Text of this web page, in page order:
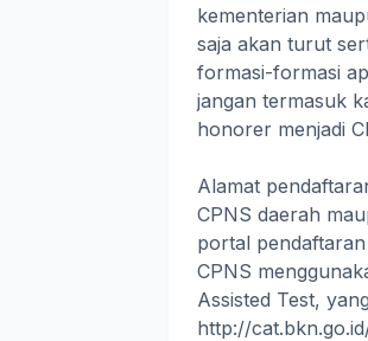
kementerian
saja akan turut
formasi-formasi
jangan termasuk
honorer menjadi
Alamat
CPNS daerah
portal
CPNS
Assisted Test,
http://